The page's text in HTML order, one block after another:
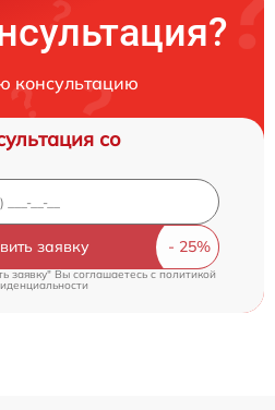
консультацию
со
заявку
заявку" Вы соглашаетесь c политикой